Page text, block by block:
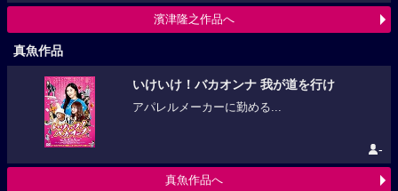
濱津隆之作品へ
真魚作品
いけいけ！バカオンナ 我が道を行け
アパレルメーカーに勤める...
-
真魚作品へ